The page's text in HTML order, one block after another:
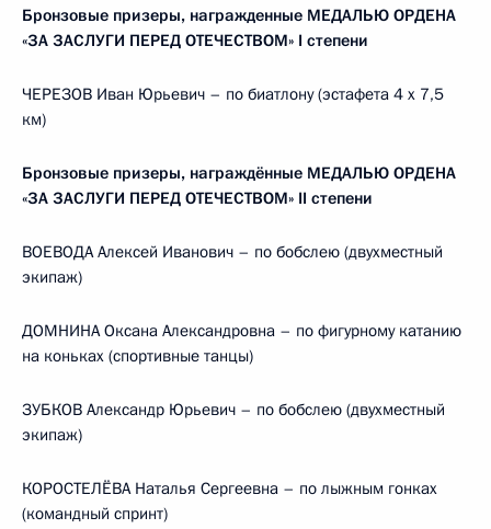
Бронзовые призеры, награжденные МЕДАЛЬЮ ОРДЕНА
«ЗА ЗАСЛУГИ ПЕРЕД ОТЕЧЕСТВОМ» I степени
ЧЕРЕЗОВ Иван Юрьевич – по биатлону (эстафета 4 х 7,5
км)
Бронзовые призеры, награждённые МЕДАЛЬЮ ОРДЕНА
«ЗА ЗАСЛУГИ ПЕРЕД ОТЕЧЕСТВОМ» II степени
ВОЕВОДА Алексей Иванович – по бобслею (двухместный
экипаж)
ДОМНИНА Оксана Александровна – по фигурному катанию
на коньках (спортивные танцы)
ЗУБКОВ Александр Юрьевич – по бобслею (двухместный
экипаж)
КОРОСТЕЛЁВА Наталья Сергеевна – по лыжным гонках
(командный спринт)